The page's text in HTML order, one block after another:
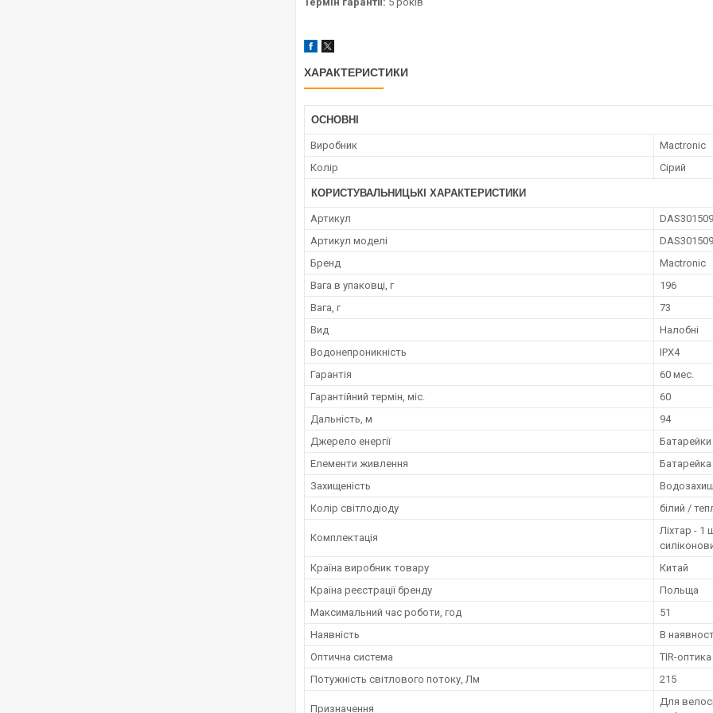
ХАРАКТЕРИСТИКИ
ОСНОВНІ
Виробник
Mactronic
Колір
Сірий
КОРИСТУВАЛЬНИЦЬКІ ХАРАКТЕРИСТИКИ
Артикул
DAS301509
Артикул моделі
DAS301509
Бренд
Mactronic
Вага в упаковці, г
196
Вага, г
73
Вид
Налобні
Водонепроникність
IPX4
Гарантія
60 мес.
Гарантійний термін, міс.
60
Дальність, м
94
Джерело енергії
Батарейки
Елементи живлення
Захищеність
Колір світлодіоду
білий /
Комплектація
Ліхтар - 1
Країна виробник товару
Китай
Країна реєстрації бренду
Польща
Максимальний час роботи, год
51
Наявність
В
Оптична система
TIR-оптика
Потужність світлового потоку, Лм
215
Призначення
Для